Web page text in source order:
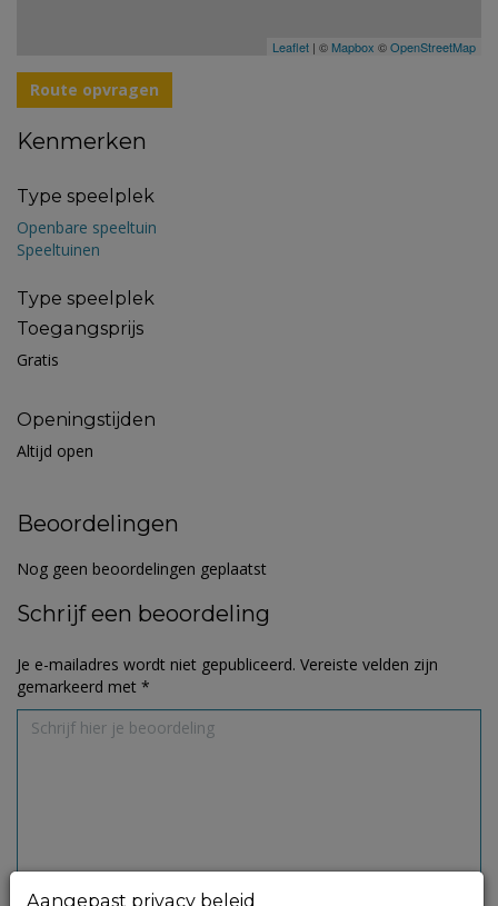
Leaflet | © Mapbox ©OpenStreetMap
Route opvragen
Kenmerken
Type speelplek
Openbare speeltuin
Speeltuinen
Type speelplek
Toegangsprijs
Gratis
Openingstijden
Altijd open
Beoordelingen
Nog geen beoordelingen geplaatst
Schrijf een beoordeling
Je e-mailadres wordt niet gepubliceerd. Vereiste velden zijn
gemarkeerd met *
Aangepast privacy beleid